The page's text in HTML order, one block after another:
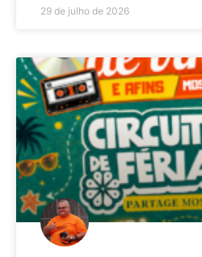
29 de julho de 2026